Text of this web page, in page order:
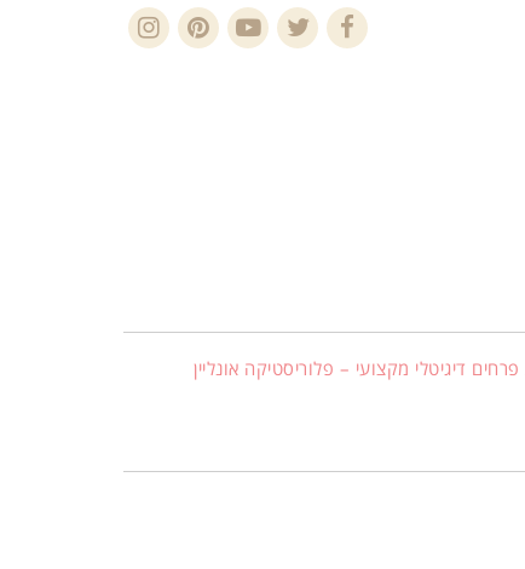
Facebook
Twitter
YouTube
Pinterest
Instagram
דיגיטלי מקצועי – פלוריסטיקה אונליין